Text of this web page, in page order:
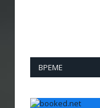
ВРЕМЕ